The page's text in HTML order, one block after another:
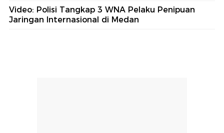
Video: Polisi Tangkap 3 WNA Pelaku Penipuan
Jaringan Internasional di Medan